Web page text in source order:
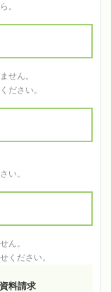
。
せん。
ださい。
い。
ん。
ください。
料請求